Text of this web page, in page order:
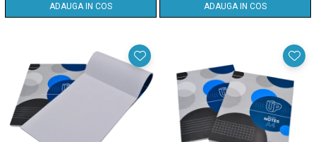
ADAUGA IN COS ADAUGA IN COS